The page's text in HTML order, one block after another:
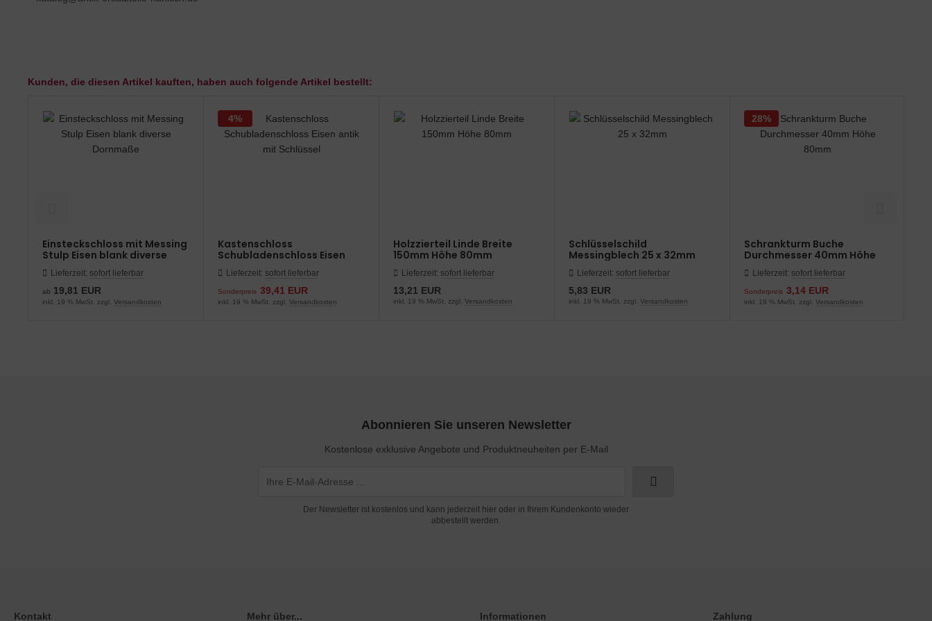
Kunden, die diesen Artikel kauften, haben auch folgende Artikel bestellt:
Einsteckschloss mit Messing
Stulp Eisen blank diverse
Dornmaße
Lieferzeit: sofort lieferbar
ab 19,81 EUR
inkl. 19 % MwSt. zzgl. Versandkosten
Kastenschloss
Schubladenschloss Eisen
antik mit Schlüssel
Lieferzeit: sofort lieferbar
Sonderpreis 39,41 EUR
4%
inkl. 19 % MwSt. zzgl. Versandkosten
Holzzierteil Linde Breite
150mm Höhe 80mm
Lieferzeit: sofort lieferbar
13,21 EUR
inkl. 19 % MwSt. zzgl. Versandkosten
Schlüsselschild
Messingblech 25 x 32mm
Lieferzeit: sofort lieferbar
5,83 EUR
inkl. 19 % MwSt. zzgl. Versandkosten
Schrankturm Buche
Durchmesser 40mm Höhe
80mm
Lieferzeit: sofort lieferbar
Sonderpreis 3,14 EUR
28%
inkl. 19 % MwSt. zzgl. Versandkosten
Abonnieren Sie unseren Newsletter
Kostenlose exklusive Angebote und Produktneuheiten per E-Mail
Der Newsletter ist kostenlos und kann jederzeit hier oder in Ihrem Kundenkonto wieder
abbestellt werden.
Kontakt Mehr über... Informationen Zahlung